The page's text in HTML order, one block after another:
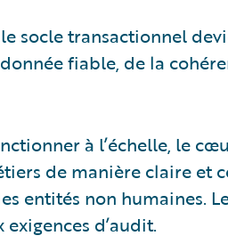
socle transactionnel
fiable, de la
à l’échelle, le
de manière claire et
entités non humaines.
d’audit.